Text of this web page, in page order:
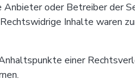
oder Betreiber der
Inhalte waren
einer